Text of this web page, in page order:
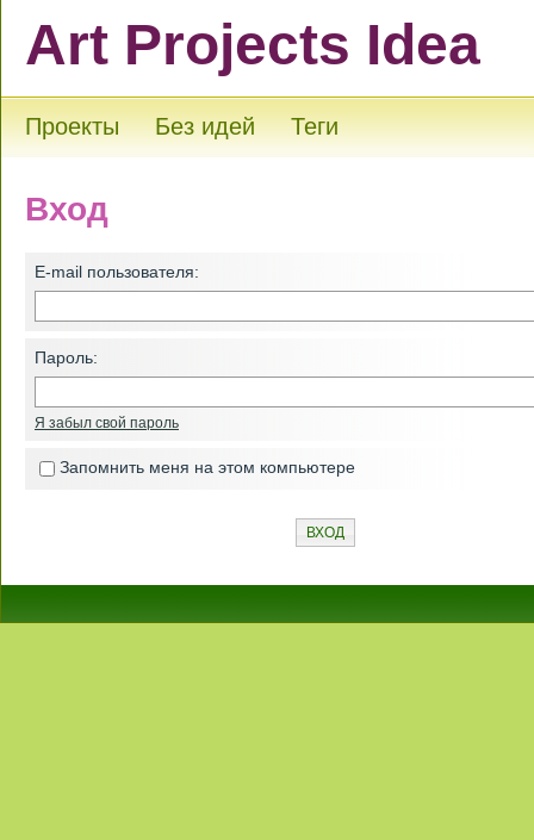
Art Projects Idea
Проекты Без идей Теги
Вход
E-mail пользователя:
Пароль:
Я забыл свой пароль
Запомнить меня на этом компьютере